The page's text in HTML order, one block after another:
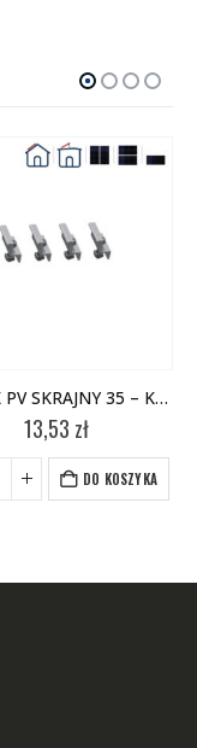
DOCISK PV SKRAJNY 35 – KPL (4 SZT)
13,53 zł
DO KOSZYKA